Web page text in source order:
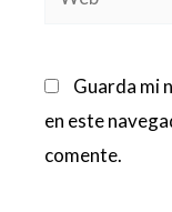
Guarda mi
en este
comente.